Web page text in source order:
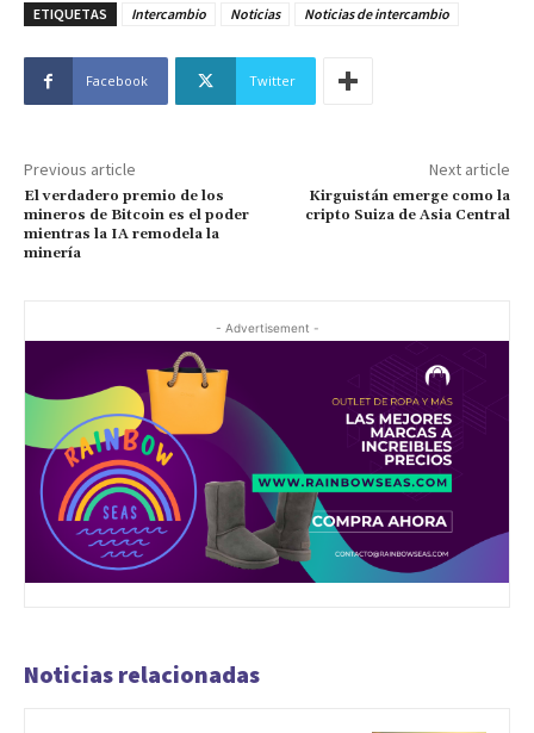
ETIQUETAS Intercambio Noticias Noticias de intercambio
Facebook Twitter
Previous article
El verdadero premio de los
mineros de Bitcoin es el poder
mientras la IA remodela la
minería
Next article
Kirguistán emerge como la
cripto Suiza de Asia Central
- Advertisement -
Noticias relacionadas